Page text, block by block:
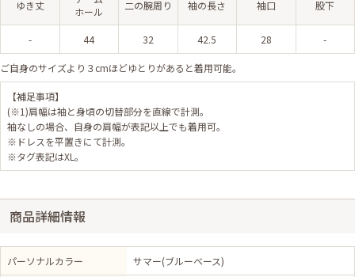
ゆき丈
ホール
二の腕周り 袖の長さ 袖口 股下
- 44 32 42.5 28 -
ご自身のサイズより３cmほどゆとりがあると着用可能。
【補足事項】
(※1)肩幅は袖と身頃の切替部分を直線で計測。
袖なしの場合、自身の肩幅が表記以上でも着用可。
※ドレスを平置きにて計測。
※タグ表記はXL。
商品詳細情報
パーソナルカラー サマー(ブルーベース)